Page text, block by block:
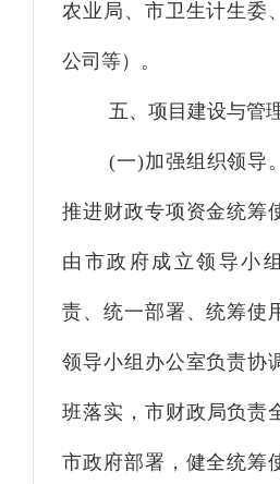
农业局、市卫生计生委
公司等）。
五、 项目建设与管
(一)加强组织领导
推进财政专项资金统筹
由市政府成立领导小
责、统一部署、统筹使
领导小组办公室负责协
班落实 ， 市财政局负责
市政府部署，健全统筹